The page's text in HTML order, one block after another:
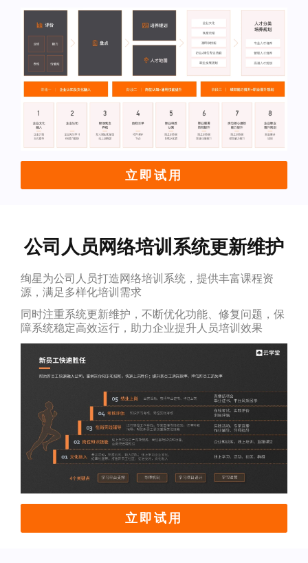
立即试用
公司人员网络培训系统更新维护
绚星为公司人员打造网络培训系统，提供丰富课程资
源，满足多样化培训需求
同时注重系统更新维护，不断优化功能、修复问题，保
障系统稳定高效运行，助力企业提升人员培训效果
立即试用